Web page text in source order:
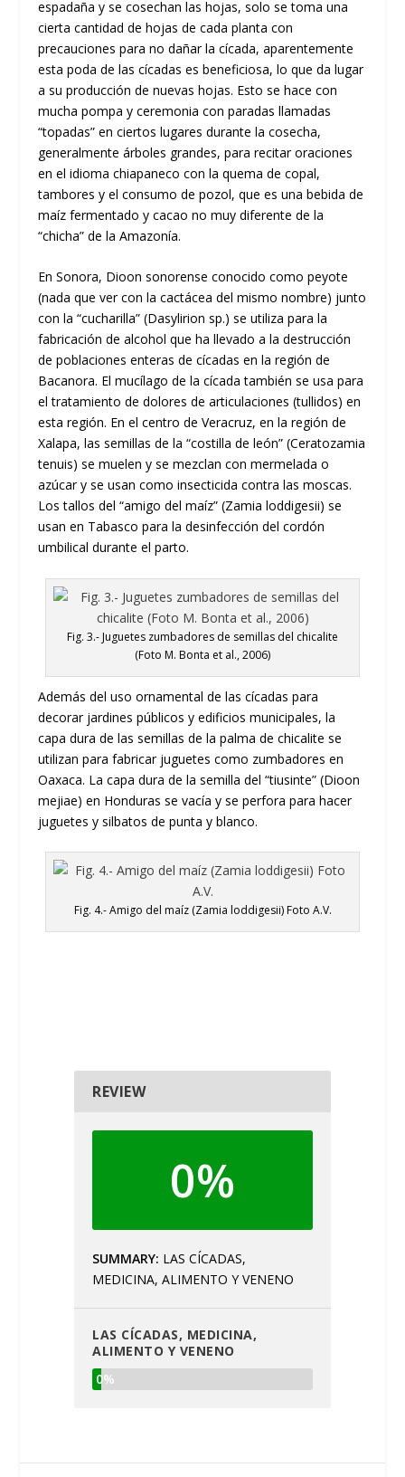
espadaña y se cosechan las hojas, solo se toma una
cierta cantidad de hojas de cada planta con
precauciones para no dañar la cícada, aparentemente
esta poda de las cícadas es beneficiosa, lo que da lugar
a su producción de nuevas hojas. Esto se hace con
mucha pompa y ceremonia con paradas llamadas
“topadas” en ciertos lugares durante la cosecha,
generalmente árboles grandes, para recitar oraciones
en el idioma chiapaneco con la quema de copal,
tambores y el consumo de pozol, que es una bebida de
maíz fermentado y cacao no muy diferente de la
“chicha” de la Amazonía.
En Sonora, Dioon sonorense conocido como peyote
(nada que ver con la cactácea del mismo nombre) junto
con la “cucharilla” (Dasylirion sp.) se utiliza para la
fabricación de alcohol que ha llevado a la destrucción
de poblaciones enteras de cícadas en la región de
Bacanora. El mucílago de la cícada también se usa para
el tratamiento de dolores de articulaciones (tullidos) en
esta región. En el centro de Veracruz, en la región de
Xalapa, las semillas de la “costilla de león” (Ceratozamia
tenuis) se muelen y se mezclan con mermelada o
azúcar y se usan como insecticida contra las moscas.
Los tallos del “amigo del maíz” (Zamia loddigesii) se
usan en Tabasco para la desinfección del cordón
umbilical durante el parto.
Fig. 3.- Juguetes zumbadores de semillas del chicalite
(Foto M. Bonta et al., 2006)
Además del uso ornamental de las cícadas para
decorar jardines públicos y edificios municipales, la
capa dura de las semillas de la palma de chicalite se
utilizan para fabricar juguetes como zumbadores en
Oaxaca. La capa dura de la semilla del “tiusinte” (Dioon
mejiae) en Honduras se vacía y se perfora para hacer
juguetes y silbatos de punta y blanco.
Fig. 4.- Amigo del maíz (Zamia loddigesii) Foto A.V.
REVIEW
0%
SUMMARY LAS CÍCADAS,
MEDICINA, ALIMENTO Y VENENO
LAS CÍCADAS, MEDICINA,
ALIMENTO Y VENENO
0%